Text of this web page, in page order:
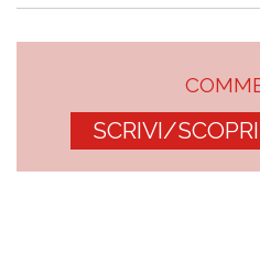
SCRIVI/